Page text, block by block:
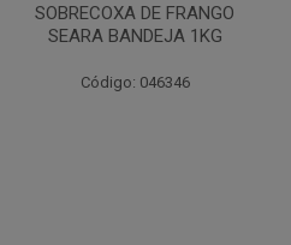
SOBRECOXA DE FRANGO
SEARA BANDEJA 1KG
Código: 046346